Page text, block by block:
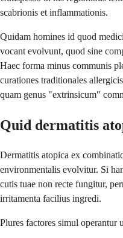
scabrionis et inflammationis.
Quidam homines id quod
vocant evolvunt, quod sine
Haec forma minus communis
curationes traditionales
quam genus "extrinsicum"
Quid dermatitis
Dermatitis atopica ex
environmentalis evolvitur. Si
cutis tuae non recte fungitur,
irritamenta facilius ingredi.
Plures factores simul operantur